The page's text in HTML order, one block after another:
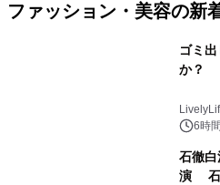
ファッション・美容の新
ゴミ
か？
6時
石徹
演 石